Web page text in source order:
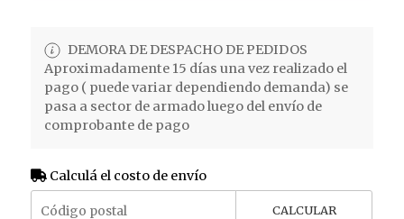
DEMORA DE DESPACHO DE PEDIDOS
Aproximadamente 15 días una vez realizado el
pago ( puede variar dependiendo demanda) se
pasa a sector de armado luego del envío de
comprobante de pago
Calculá el costo de envío
CALCULAR